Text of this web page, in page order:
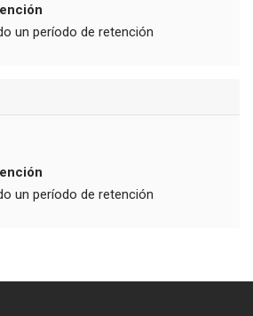
un período de retención
un período de retención